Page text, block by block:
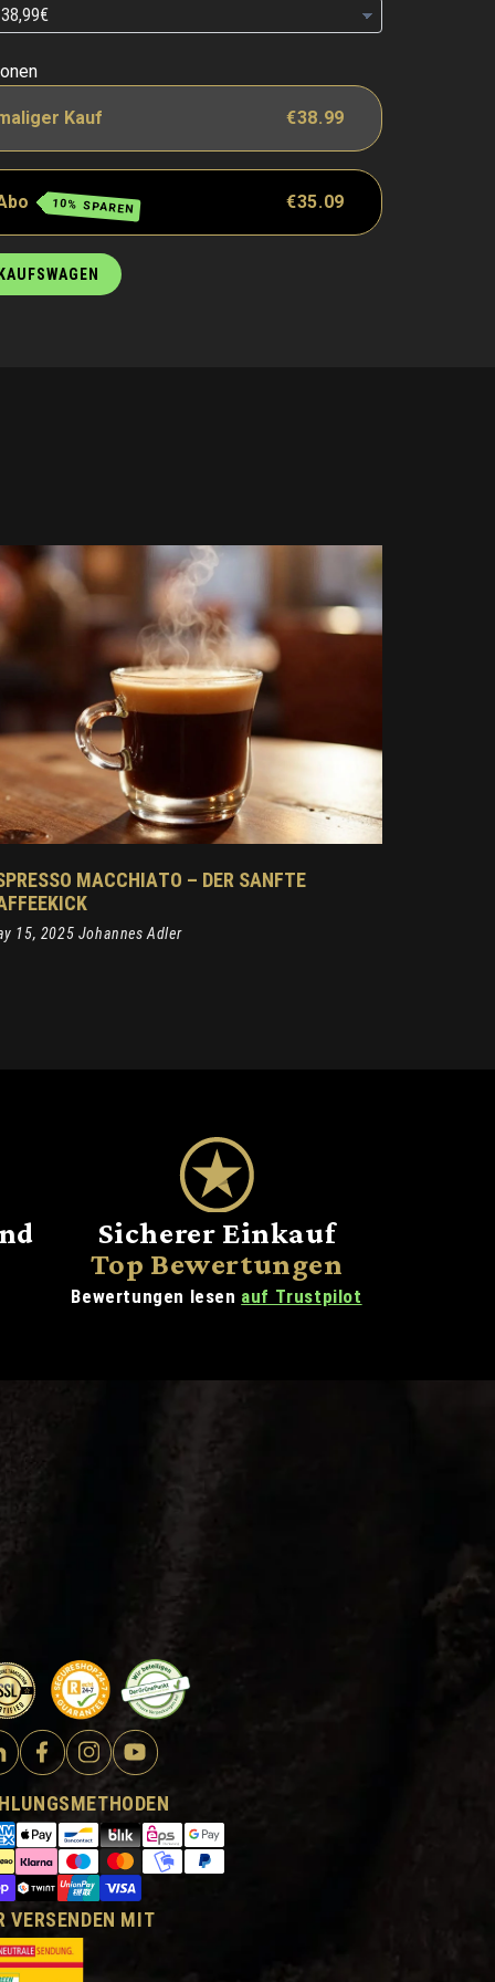
Kauf €38.99
10% SPAREN €35.09
MACCHIATO – DER SANFTE
15, 2025 Johannes Adler
Sicherer Einkauf
Top Bewertungen
Bewertungen lesen auf Trustpilot
VERSENDEN MIT